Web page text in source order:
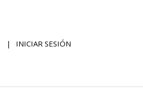
INICIAR SESIÓN